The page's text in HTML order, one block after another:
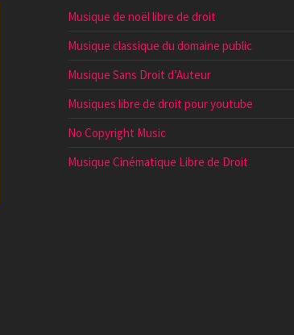
Musique de noël libre de droit
Musique classique du domaine public
Musique Sans Droit d’Auteur
Musiques libre de droit pour youtube
No Copyright Music
Musique Cinématique Libre de Droit